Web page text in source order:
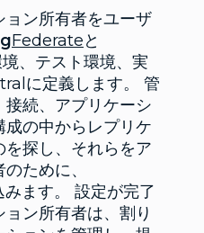
ン所有者をユーザ
Federateと
、テスト環境、実
に定義します。 管
続、アプリケーシ
成の中からレプリケ
探し、それらをア
ために、
ます。 設定が完了
ン所有者は、割り